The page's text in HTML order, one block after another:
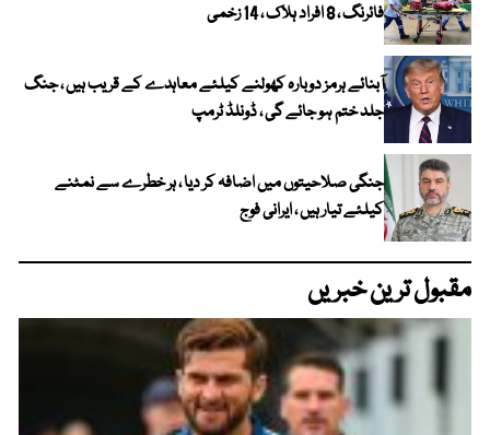
فائرنگ ، 8 افراد ہلاک ، 14 زخمی
آبنائے ہرمز دوبارہ کھولنے کیلئے معاہدے کے قریب ہیں ، جنگ
جلد ختم ہو جائے گی ، ڈونلڈ ٹرمپ
جنگی صلاحیتوں میں اضافہ کر دیا ، ہر خطرے سے نمٹنے
کیلئے تیار ہیں ، ایرانی فوج
مقبول ترین خبریں